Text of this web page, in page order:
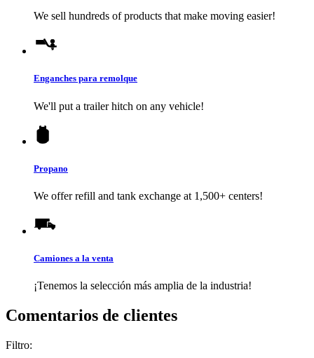
We sell hundreds of products that make moving easier!
Enganches para remolque
We'll put a trailer hitch on any vehicle!
Propano
We offer refill and tank exchange at 1,500+ centers!
Camiones a la venta
¡Tenemos la selección más amplia de la industria!
Comentarios de clientes
Filtro: